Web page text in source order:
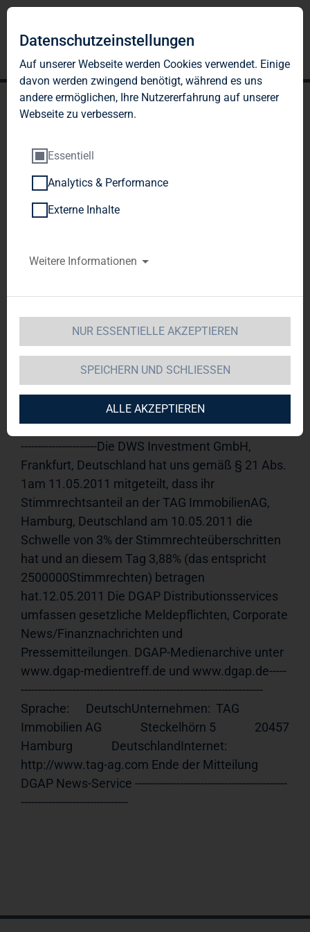
TAG Immobilien AG:
Veröffentlichung gemäß §
26 Abs. 1 WpHG mit dem
Verbreitung
TAG Immobilien AG 12.05.2011
11:30Veröffentlichung einer
Stimmrechtsmitteilung, übermittelt durch die
den Inhalt der Mitteilung ist der Emittent
verantwortlich.-----------------------------------------------------
----------------------Die DWS Investment GmbH,
Frankfurt, Deutschland hat uns gemäß § 21 Abs.
1am 11.05.2011 mitgeteilt, dass ihr
Stimmrechtsanteil an der TAG ImmobilienAG,
Hamburg, Deutschland am 10.05.2011 die
Schwelle von 3% der Stimmrechteüberschritten
hat und an diesem Tag 3,88% (das entspricht
2500000Stimmrechten) betragen
hat.12.05.2011 Die DGAP Distributionsservices
umfassen gesetzliche Meldepflichten, Corporate
News/Finanznachrichten und
Pressemitteilungen. DGAP-Medienarchive unter
www.dgap-medientreff.de und www.dgap.de-----
----------------------------------------------------------------------
Sprache:      DeutschUnternehmen:  TAG
Immobilien AG              Steckelhörn 5              20457
Hamburg              DeutschlandInternet:
http://www.tag-ag.com Ende der Mitteilung
DGAP News-Service --------------------------------------------
-------------------------------
Datenschutzeinstellungen
Auf unserer Webseite werden Cookies verwendet. Einige
davon werden zwingend benötigt, während es uns
andere ermöglichen, Ihre Nutzererfahrung auf unserer
Webseite zu verbessern.
Essentiell
Analytics & Performance
Externe Inhalte
Weitere Informationen
NUR ESSENTIELLE AKZEPTIEREN
SPEICHERN UND SCHLIESSEN
ALLE AKZEPTIEREN